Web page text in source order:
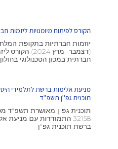
הקורס לפיתוח מיומנויות ליזמות
יוזמות חברתיות בתקופת
(דצמבר- מרץ 2024)
חברתית במכון הטכנולוגי בחולון
מניעת אלימות ברשת לתלמידי
תוכנית גפ"ן תשפ"ד
תוכנית גפ"ן מאושרת תשפ"ד
32158 התמודדות עם מניעת
ברשת תוכנית גפ"ן